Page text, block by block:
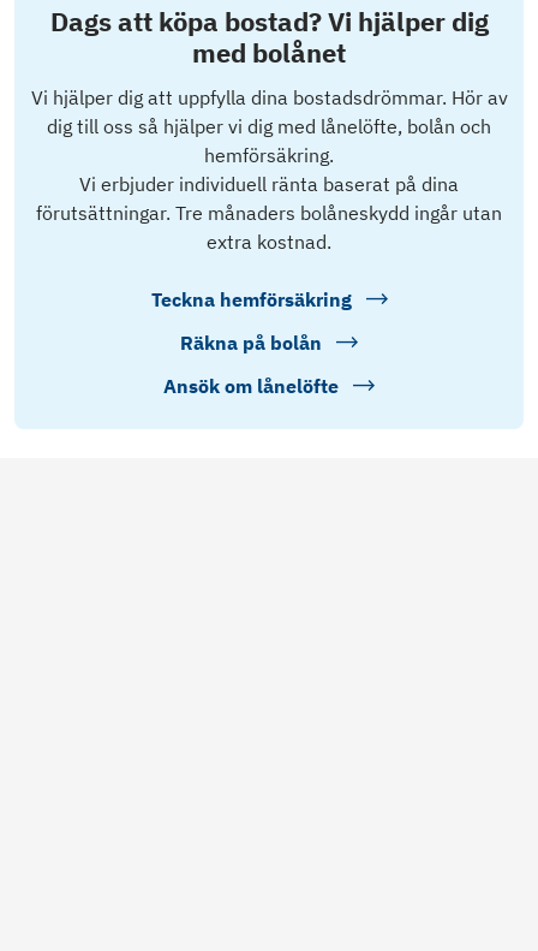
Dags att köpa bostad? Vi hjälper dig
med bolånet
Vi hjälper dig att uppfylla dina bostadsdrömmar. Hör av
dig till oss så hjälper vi dig med lånelöfte, bolån och
hemförsäkring.
Vi erbjuder individuell ränta baserat på dina
förutsättningar. Tre månaders bolåneskydd ingår utan
extra kostnad.
Teckna hemförsäkring
Räkna på bolån
Ansök om lånelöfte